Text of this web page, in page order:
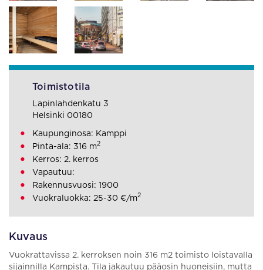
Kuvaus
Vuokrattavissa 2. kerroksen noin 316 m2 toimisto loistavalla
sijainnilla Kampista. Tila jakautuu pääosin huoneisiin, mutta
Toimistotila
Lapinlahdenkatu 3
Helsinki 00180
Kaupunginosa: Kamppi
Pinta-ala: 316 m2
Kerros: 2. kerros
Vapautuu:
Rakennusvuosi: 1900
Vuokraluokka: 25-30 €/m2